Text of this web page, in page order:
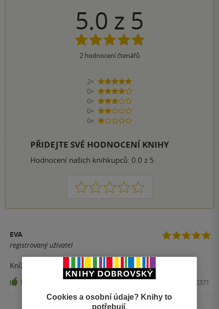
5.0 z 5
2hodnocení čtenářů
2×
5 hvězdiček
0×
4 hvězdičky
0×
3 hvězdičky
0×
2 hvězdičky
0×
1 hvezdička
PŘIDEJTE SVÉ HODNOCENÍ KNIHY
Hodnocení našich knihkupců: 0.0 z 5
1 2 3 4 5
EVA
registrovaný uživatel
Knížku jsme potřebovali pro syna do školy
10 Učebnice, SPN, 2010, 9788072352371
Cookies a osobní údaje? Knihy to
potřebují.